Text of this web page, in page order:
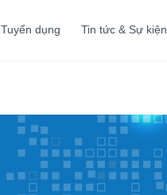
Tuyển dụng Tin tức & Sự kiện